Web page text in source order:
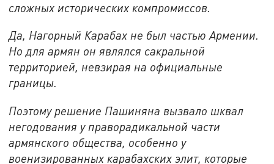
сложных исторических компромиссов.
Да, Нагорный Карабах не был частью Армении.
Но для армян он являлся сакральной
территорией, невзирая на официальные
границы.
Поэтому решение Пашиняна вызвало шквал
негодования у праворадикальной части
армянского общества, особенно у
военизированных карабахских элит, которые